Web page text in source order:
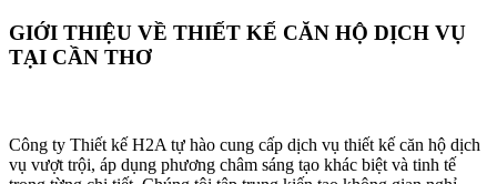
GIỚI THIỆU VỀ THIẾT KẾ CĂN HỘ DỊCH VỤ
TẠI CẦN THƠ
Công ty Thiết kế H2A tự hào cung cấp dịch vụ thiết kế căn hộ dịch
vụ vượt trội, áp dụng phương châm sáng tạo khác biệt và tinh tế